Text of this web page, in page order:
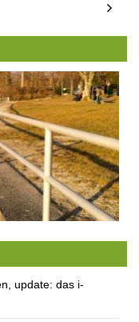
update: das i-